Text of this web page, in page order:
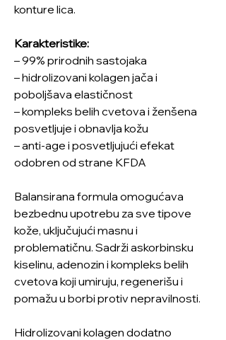
konture lica.
Karakteristike:
– 99% prirodnih sastojaka
– hidrolizovani kolagen jača i
poboljšava elastičnost
– kompleks belih cvetova i ženšena
posvetljuje i obnavlja kožu
– anti-age i posvetljujući efekat
odobren od strane KFDA
Balansirana formula omogućava
bezbednu upotrebu za sve tipove
kože, uključujući masnu i
problematičnu. Sadrži askorbinsku
kiselinu, adenozin i kompleks belih
cvetova koji umiruju, regenerišu i
pomažu u borbi protiv nepravilnosti.
Hidrolizovani kolagen dodatno